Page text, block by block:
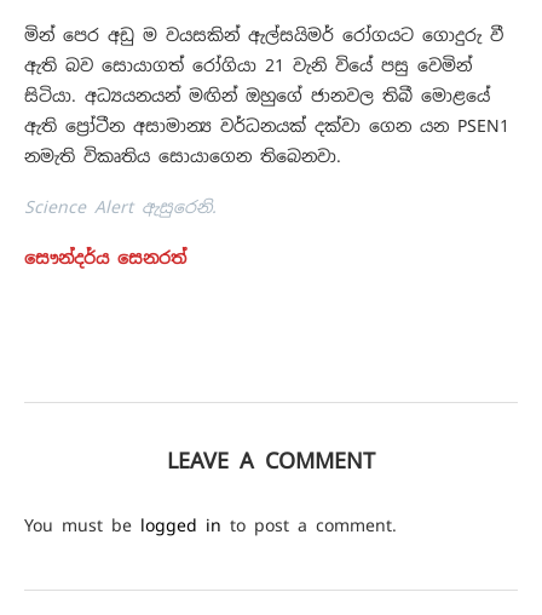
මින් පෙර අඩු ම වයසකින් ඇල්සයිමර් රෝගයට ගොදුරු වී
ඇති බව සොයාගත් රෝගියා 21 වැනි වියේ පසු වෙමින්
සිටියා. අධ්‍යයනයන් මඟින් ඔහුගේ ජානවල තිබී මොළයේ
ඇති ප්‍රෝටීන අසාමාන්‍ය වර්ධනයක් දක්වා ගෙන යන PSEN1
නමැති විකෘතිය සොයාගෙන තිබෙනවා.
Science Alert ඇසුරෙනි.
සෞන්දර්ය සෙනරත්
LEAVE A COMMENT
You must be logged in to post a comment.